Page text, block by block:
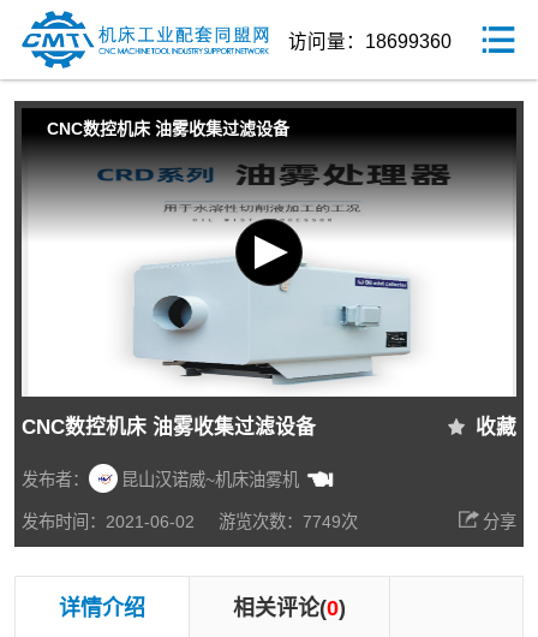
访问量：18699360
CNC数控机床 油雾收集过滤设备
CNC数控机床 油雾收集过滤设备 收藏
发布者： 昆山汉诺威~机床油雾机
发布时间：2021-06-02 游览次数：7749次 分享
详情介绍 相关评论(0)